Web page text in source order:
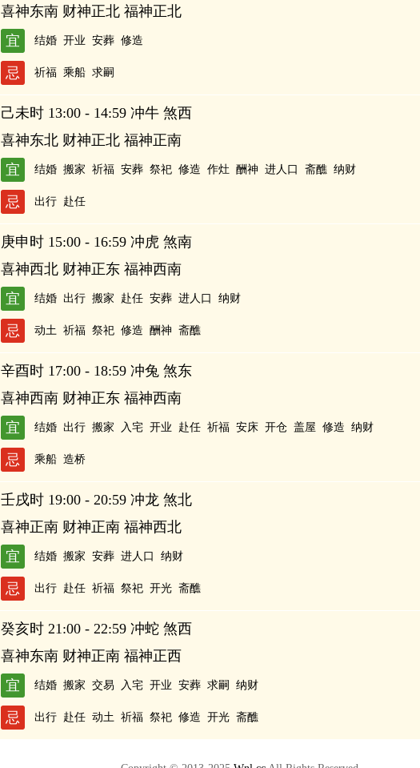
喜神东南 财神正北 福神正北
宜
结婚 开业 安葬 修造
忌 祈福 乘船 求嗣
己未时 13:00 - 14:59 冲牛 煞西
喜神东北 财神正北 福神正南
宜
结婚 搬家 祈福 安葬 祭祀 修造 作灶 酬神 进人口 斋醮 纳财
忌 出行 赴任
庚申时 15:00 - 16:59 冲虎 煞南
喜神西北 财神正东 福神西南
宜
结婚 出行 搬家 赴任 安葬 进人口 纳财
忌 动土 祈福 祭祀 修造 酬神 斋醮
辛酉时 17:00 - 18:59 冲兔 煞东
喜神西南 财神正东 福神西南
宜
结婚 出行 搬家 入宅 开业 赴任 祈福 安床 开仓 盖屋 修造 纳财
忌 乘船 造桥
壬戌时 19:00 - 20:59 冲龙 煞北
喜神正南 财神正南 福神西北
宜
结婚 搬家 安葬 进人口 纳财
忌 出行 赴任 祈福 祭祀 开光 斋醮
癸亥时 21:00 - 22:59 冲蛇 煞西
喜神东南 财神正南 福神正西
宜
结婚 搬家 交易 入宅 开业 安葬 求嗣 纳财
忌 出行 赴任 动土 祈福 祭祀 修造 开光 斋醮